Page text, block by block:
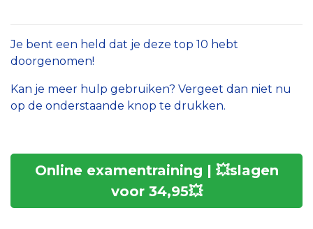
Je bent een held dat je deze top 10 hebt
doorgenomen!
Kan je meer hulp gebruiken? Vergeet dan niet nu
op de onderstaande knop te drukken.
Online examentraining | 💥slagen
voor 34,95💥